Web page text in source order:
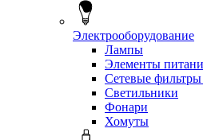
Электрооборудование
Лампы
Элементы
Сетевые
Светильники
Фонари
Хомуты